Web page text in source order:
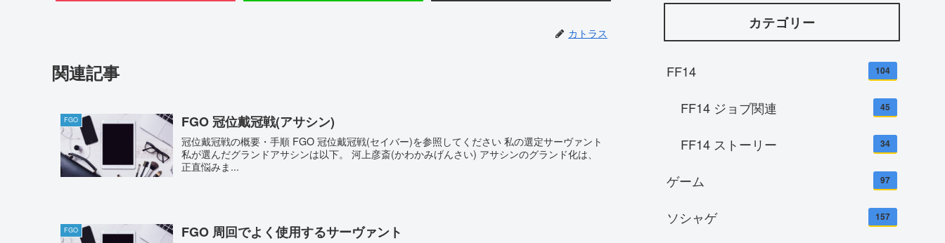
カトラス
関連記事
FGO FGO 冠位戴冠戦(アサシン)
冠位戴冠戦の概要・手順 FGO 冠位戴冠戦(セイバー)を参照してください 私の選定サーヴァント
私が選んだグランドアサシンは以下。 河上彦斎(かわかみげんさい) アサシンのグランド化は、
正直悩みま...
FGO FGO 周回でよく使用するサーヴァント
カテゴリー
FF14 104
FF14 ジョブ関連 45
FF14 ストーリー 34
ゲーム 97
ソシャゲ 157